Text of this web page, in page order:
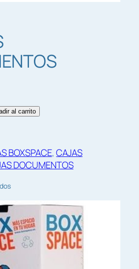
al carrito
BOXSPACE, CAJAS
DOCUMENTOS